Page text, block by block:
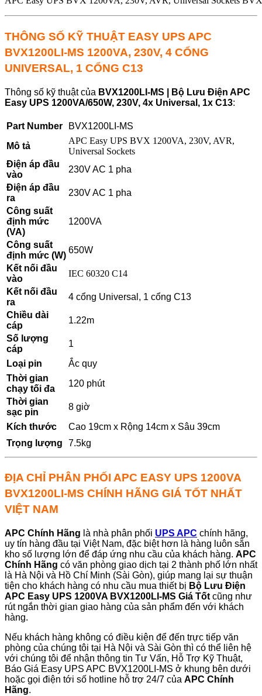
THÔNG SỐ KỸ THUẬT EASY UPS APC
BVX1200LI-MS 1200VA, 230V, 4 CỔNG
UNIVERSAL, 1 CỔNG C13
Thông số kỹ thuật của BVX1200LI-MS | Bộ Lưu Điện APC
Easy UPS 1200VA/650W, 230V, 4x Universal, 1x C13:
Part Number
BVX1200LI-MS
Mô tả
APC Easy UPS BVX 1200VA, 230V, AVR,
Universal Sockets
Điện áp đầu
vào
230V AC 1 pha
Điện áp đầu
ra
230V AC 1 pha
Công suất
định mức
(VA)
1200VA
Công suất
định mức (W)
650W
Kết nối đầu
vào
IEC 60320 C14
Kết nối đầu
ra
4 cổng Universal, 1 cổng C13
Chiều dài
cáp
1.22m
Số lượng
cáp
1
Loại pin
Ắc quy
Thời gian
chạy tối đa
120 phút
Thời gian
sạc pin
8 giờ
Kích thước
Cao 19cm x Rộng 14cm x Sâu 39cm
Trọng lượng
7.5kg
ĐỊA CHỈ PHÂN PHỐI APC EASY UPS 1200VA
BVX1200LI-MS CHÍNH HÃNG GIÁ TỐT NHẤT
VIỆT NAM
APC Chính Hãng là nhà phân phối UPS APC chính hãng,
uy tín hàng đầu tại Việt Nam, đặc biệt hơn là hàng luôn sẵn
kho số lượng lớn để đáp ứng nhu cầu của khách hàng. APC
Chính Hãng có văn phòng giao dịch tại 2 thành phố lớn nhất
là Hà Nội và Hồ Chí Minh (Sài Gòn), giúp mang lại sự thuận
tiện cho khách hàng có nhu cầu mua thiết bị Bộ Lưu Điện
APC Easy UPS 1200VA BVX1200LI-MS Giá Tốt cũng như
rút ngắn thời gian giao hàng của sản phẩm đến với khách
hàng.
Nếu khách hàng không có điều kiện để đến trực tiếp văn
phòng của chúng tôi tại Hà Nội và Sài Gòn thì có thể liên hệ
với chúng tôi để nhận thông tin Tư Vấn, Hỗ Trợ Kỹ Thuật,
Báo Giá Easy UPS APC BVX1200LI-MS ở khung bên dưới
hoặc gọi điện tới số hotline hỗ trợ 24/7 của APC Chính
Hãng.